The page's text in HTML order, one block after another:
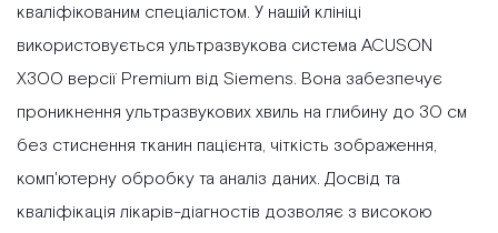
кваліфікованим спеціалістом. У нашій клініці
використовується ультразвукова система ACUSON
X300 версії Premium від Siemens. Вона забезпечує
проникнення ультразвукових хвиль на глибину до 30 см
без стиснення тканин пацієнта, чіткість зображення,
комп'ютерну обробку та аналіз даних. Досвід та
кваліфікація лікарів-діагностів дозволяє з високою